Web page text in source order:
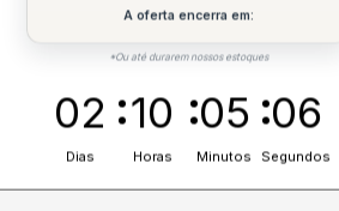
A oferta encerra em:
*Ou até durarem nossos estoques
02
Dias
10
Horas
05
Minutos
05
Segundos